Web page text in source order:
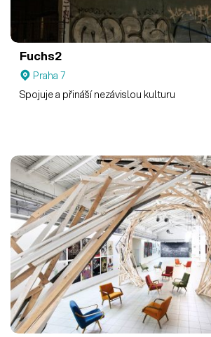
Fuchs2
Praha 7
Spojuje a přináší nezávislou kulturu